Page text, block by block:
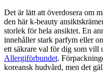
Det är lätt att överdosera om
den här k-beauty
storlek för hela ansiktet. En
innehåller stark parfym eller
ett säkrare val för dig som vill
Allergiförbundet.
koreansk hudvård, men det